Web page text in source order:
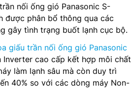
nối ống gió Panasonic S-
được phân bổ thông qua các
gây tình trạng buốt lạnh cục bộ.
giấu trần nối ống gió Panasonic
Inverter cao cấp kết hợp môi chất
làm lạnh sâu mà còn duy trì
40% so với các dòng máy Non-